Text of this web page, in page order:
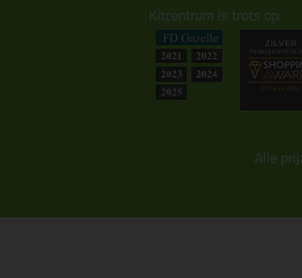
Kitcentrum is trots op:
Alle